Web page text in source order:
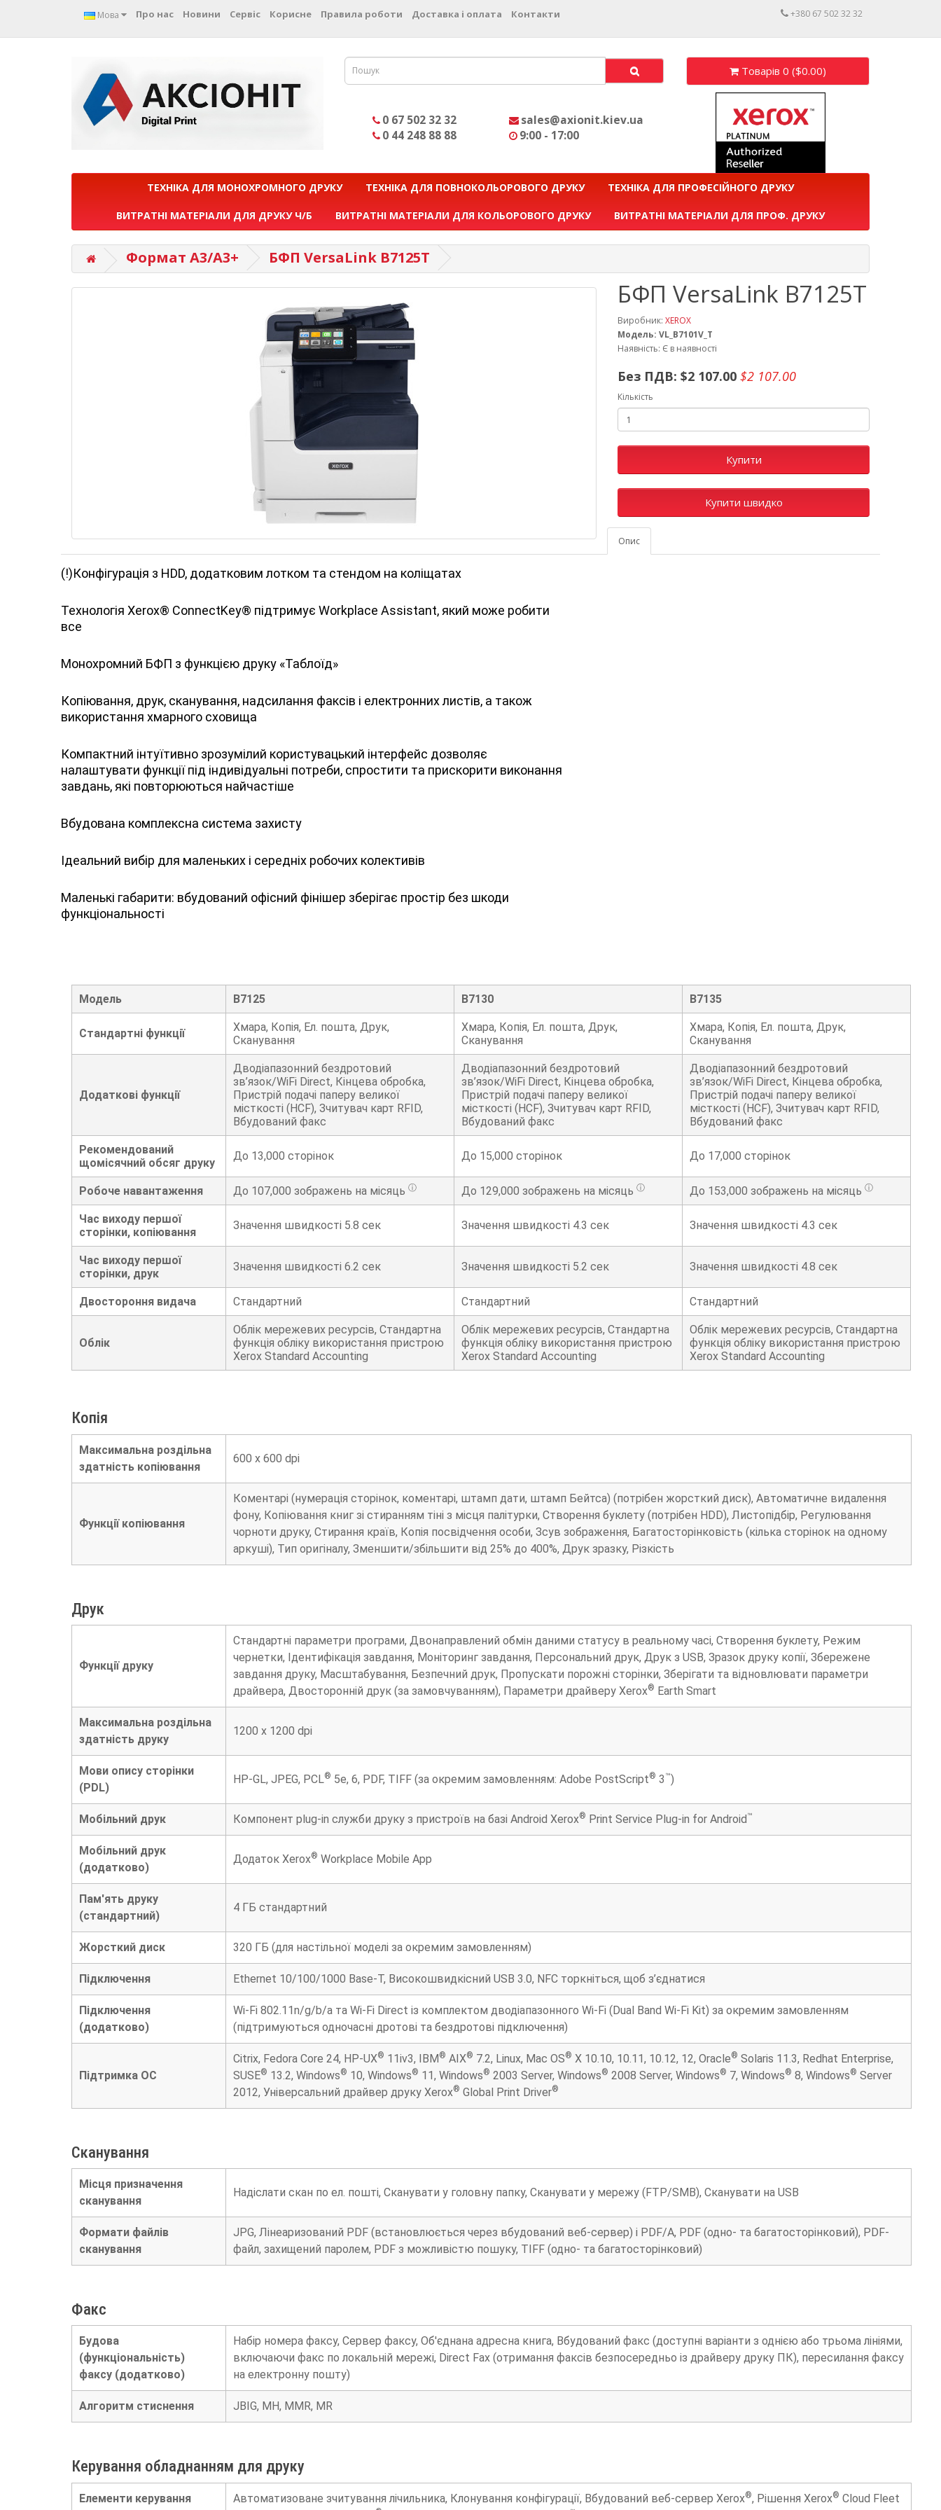
Мова Про нас Новини Сервіс Корисне Правила роботи Доставка і оплата Контакти +380 67 502 32 32
Товарів 0 ($0.00)
0 67 502 32 32
0 44 248 88 88
sales@axionit.kiev.ua
9:00 - 17:00
ТЕХНІКА ДЛЯ МОНОХРОМНОГО ДРУКУ ТЕХНІКА ДЛЯ ПОВНОКОЛЬОРОВОГО ДРУКУ ТЕХНІКА ДЛЯ ПРОФЕСІЙНОГО ДРУКУ
ВИТРАТНІ МАТЕРІАЛИ ДЛЯ ДРУКУ Ч/Б ВИТРАТНІ МАТЕРІАЛИ ДЛЯ КОЛЬОРОВОГО ДРУКУ ВИТРАТНІ МАТЕРІАЛИ ДЛЯ ПРОФ. ДРУКУ
Формат А3/A3+ БФП VersaLink B7125T
БФП VersaLink B7125T
Виробник: XEROX
Модель: VL_B7101V_T
Наявність: Є в наявності
Без ПДВ: $2 107.00 $2 107.00
Кількість
Купити
Купити швидко
Опис
(!)Конфігурація з HDD, додатковим лотком та стендом на коліщатах
Технологія Xerox® ConnectKey® підтримує Workplace Assistant, який може робити
все
Монохромний БФП з функцією друку «Таблоїд»
Копіювання, друк, сканування, надсилання факсів і електронних листів, а також
використання хмарного сховища
Компактний інтуїтивно зрозумілий користувацький інтерфейс дозволяє
налаштувати функції під індивідуальні потреби, спростити та прискорити виконання
завдань, які повторюються найчастіше
Вбудована комплексна система захисту
Ідеальний вибір для маленьких і середніх робочих колективів
Маленькі габарити: вбудований офісний фінішер зберігає простір без шкоди
функціональності
Модель B7125 B7130 B7135
Стандартні функції
Хмара, Копія, Ел. пошта, Друк,
Сканування
Хмара, Копія, Ел. пошта, Друк,
Сканування
Хмара, Копія, Ел. пошта, Друк,
Сканування
Додаткові функції
Дводіапазонний бездротовий
зв’язок/WiFi Direct, Кінцева обробка,
Пристрій подачі паперу великої
місткості (HCF), Зчитувач карт RFID,
Вбудований факс
Дводіапазонний бездротовий
зв’язок/WiFi Direct, Кінцева обробка,
Пристрій подачі паперу великої
місткості (HCF), Зчитувач карт RFID,
Вбудований факс
Дводіапазонний бездротовий
зв’язок/WiFi Direct, Кінцева обробка,
Пристрій подачі паперу великої
місткості (HCF), Зчитувач карт RFID,
Вбудований факс
Рекомендований
щомісячний обсяг друку
До 13,000 сторінок До 15,000 сторінок До 17,000 сторінок
Робоче навантаження До 107,000 зображень на місяць ⓘ До 129,000 зображень на місяць ⓘ До 153,000 зображень на місяць ⓘ
Час виходу першої
сторінки, копіювання
Значення швидкості 5.8 сек Значення швидкості 4.3 сек Значення швидкості 4.3 сек
Час виходу першої
сторінки, друк
Значення швидкості 6.2 сек Значення швидкості 5.2 сек Значення швидкості 4.8 сек
Двостороння видача Стандартний Стандартний Стандартний
Облік
Облік мережевих ресурсів, Стандартна
функція обліку використання пристрою
Xerox Standard Accounting
Облік мережевих ресурсів, Стандартна
функція обліку використання пристрою
Xerox Standard Accounting
Облік мережевих ресурсів, Стандартна
функція обліку використання пристрою
Xerox Standard Accounting
Копія
Максимальна роздільна
здатність копіювання
600 x 600 dpi
Функції копіювання
Коментарі (нумерація сторінок, коментарі, штамп дати, штамп Бейтса) (потрібен жорсткий диск), Автоматичне видалення
фону, Копіювання книг зі стиранням тіні з місця палітурки, Створення буклету (потрібен HDD), Листопідбір, Регулювання
чорноти друку, Стирання країв, Копія посвідчення особи, Зсув зображення, Багатосторінковість (кілька сторінок на одному
аркуші), Тип оригіналу, Зменшити/збільшити від 25% до 400%, Друк зразку, Різкість
Друк
Функції друку
Стандартні параметри програми, Двонаправлений обмін даними статусу в реальному часі, Створення буклету, Режим
чернетки, Ідентифікація завдання, Моніторинг завдання, Персональний друк, Друк з USB, Зразок друку копії, Збережене
завдання друку, Масштабування, Безпечний друк, Пропускати порожні сторінки, Зберігати та відновлювати параметри
драйвера, Двосторонній друк (за замовчуванням), Параметри драйверу Xerox® Earth Smart
Максимальна роздільна
здатність друку
1200 x 1200 dpi
Мови опису сторінки
(PDL)
HP-GL, JPEG, PCL® 5e, 6, PDF, TIFF (за окремим замовленням: Adobe PostScript® 3 ™)
Мобільний друк Компонент plug-in служби друку з пристроїв на базі Android Xerox® Print Service Plug-in for Android™
Мобільний друк
(додатково)
Додаток Xerox® Workplace Mobile App
Пам'ять друку
(стандартний)
4 ГБ стандартний
Жорсткий диск 320 ГБ (для настільної моделі за окремим замовленням)
Підключення Ethernet 10/100/1000 Base-T, Високошвидкісний USB 3.0, NFC торкніться, щоб з’єднатися
Підключення
(додатково)
Wi-Fi 802.11n/g/b/a та Wi-Fi Direct із комплектом дводіапазонного Wi-Fi (Dual Band Wi-Fi Kit) за окремим замовленням
(підтримуються одночасні дротові та бездротові підключення)
Підтримка ОС
Citrix, Fedora Core 24, HP-UX® 11iv3, IBM® AIX® 7.2, Linux, Mac OS® X 10.10, 10.11, 10.12, 12, Oracle® Solaris 11.3, Redhat Enterprise,
SUSE® 13.2, Windows® 10, Windows® 11, Windows® 2003 Server, Windows® 2008 Server, Windows® 7, Windows® 8, Windows® Server
2012, Універсальний драйвер друку Xerox® Global Print Driver®
Сканування
Місця призначення
сканування
Надіслати скан по ел. пошті, Сканувати у головну папку, Сканувати у мережу (FTP/SMB), Сканувати на USB
Формати файлів
сканування
JPG, Лінеаризований PDF (встановлюється через вбудований веб-сервер) і PDF/A, PDF (одно- та багатосторінковий), PDF-
файл, захищений паролем, PDF з можливістю пошуку, TIFF (одно- та багатосторінковий)
Факс
Будова
(функціональність)
факсу (додатково)
Набір номера факсу, Сервер факсу, Об'єднана адресна книга, Вбудований факс (доступні варіанти з однією або трьома лініями,
включаючи факс по локальній мережі, Direct Fax (отримання факсів безпосередньо із драйверу друку ПК), пересилання факсу
на електронну пошту)
Алгоритм стиснення JBIG, MH, MMR, MR
Керування обладнанням для друку
Елементи керування
Автоматизоване зчитування лічильника, Клонування конфігурації, Вбудований веб-сервер Xerox®, Рішення Xerox® Cloud Fleet